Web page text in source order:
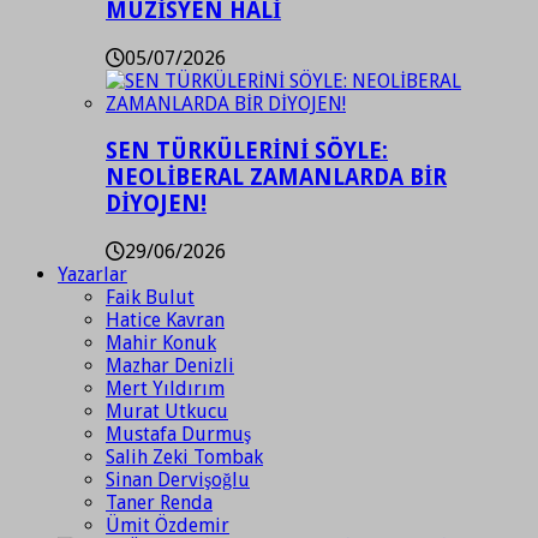
MÜZİSYEN HÂLİ
05/07/2026
SEN TÜRKÜLERİNİ SÖYLE:
NEOLİBERAL ZAMANLARDA BİR
DİYOJEN!
29/06/2026
Yazarlar
Faik Bulut
Hatice Kavran
Mahir Konuk
Mazhar Denizli
Mert Yıldırım
Murat Utkucu
Mustafa Durmuş
Salih Zeki Tombak
Sinan Dervişoğlu
Taner Renda
Ümit Özdemir